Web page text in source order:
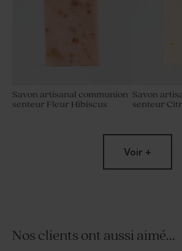
Savon artisanal communion
senteur Fleur Hibiscus
Savon
senteur
Nouveautés
Voir +
Nos clients ont aussi aimé...